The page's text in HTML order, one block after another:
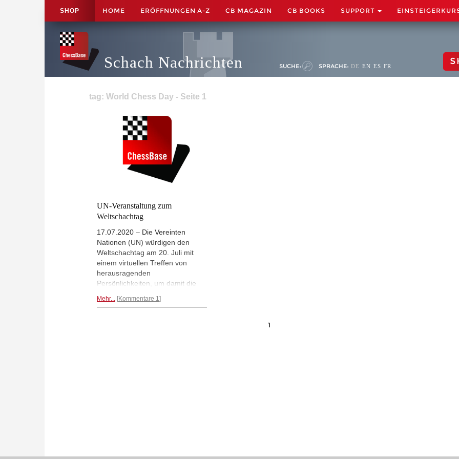
SHOP HOME ERÖFFNUNGEN A-Z CB MAGAZIN CB BOOKS SUPPORT
Schach Nachrichten SUCHE: SPRACHE: DE EN ES FR
tag: World Chess Day - Seite 1
UN-Veranstaltung zum
Weltschachtag
17.07.2020 – Die Vereinten
Nationen (UN) würdigen den
Weltschachtag am 20. Juli mit
einem virtuellen Treffen von
herausragenden
Persönlichkeiten, um damit die
des Schachspiels als soziales und
Mehr... Kommentare 1
1